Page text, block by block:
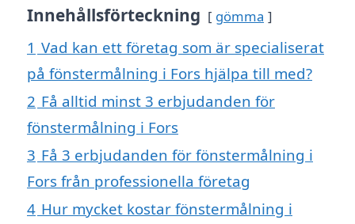
Innehållsförteckning gömma
1 Vad kan ett företag som är specialiserat
på fönstermålning i Fors hjälpa till med?
2 Få alltid minst 3 erbjudanden för
fönstermålning i Fors
3 Få 3 erbjudanden för fönstermålning i
Fors från professionella företag
4 Hur mycket kostar fönstermålning i